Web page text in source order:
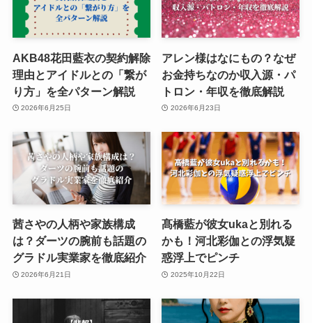
AKB48花田藍衣の契約解除
理由とアイドルとの「繋が
り方」を全パターン解説
2026年6月25日
アレン様はなにもの？なぜ
お金持ちなのか収入源・パ
トロン・年収を徹底解説
2026年6月23日
茜さやの人柄や家族構成
は？ダーツの腕前も話題の
グラドル実業家を徹底紹介
2026年6月21日
髙橋藍が彼女ukaと別れる
かも！河北彩伽との浮気疑
惑浮上でピンチ
2025年10月22日